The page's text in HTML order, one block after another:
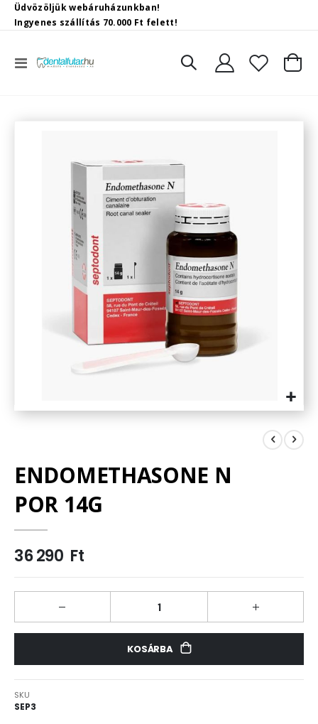
Üdvözöljük webáruházunkban!
Ingyenes szállítás 70.000 Ft felett!
Toggle
Kosár
Ugrás
ENDOMETHASONE N
POR 14G
36 290 Ft
KOSÁRBA
SKU
SEP3